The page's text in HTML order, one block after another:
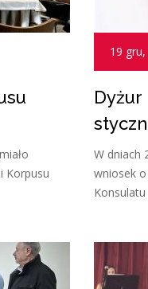
Korpusu
19
Dyżur
W dniach
wniosek
Konsulatu